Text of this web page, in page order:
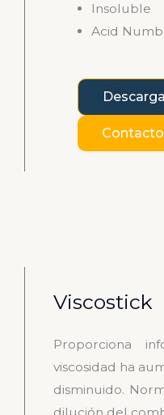
Insoluble
Acid
Contacto
Viscostick
Proporciona
viscosidad ha
disminuido.
dilución del